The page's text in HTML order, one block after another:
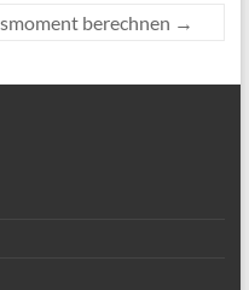
berechnen →